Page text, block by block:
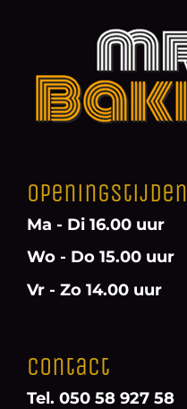
Openingstijden
Ma - Di 16.00 uur
Wo - Do 15.00 uur
Vr - Zo 14.00 uur
Contact
Tel. 050 58 927 58